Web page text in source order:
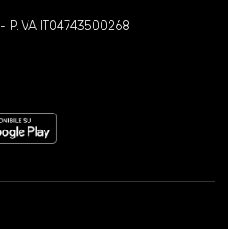
- P.IVA IT04743500268